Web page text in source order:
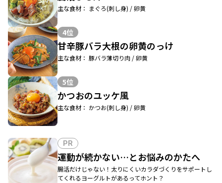
主な食材： まぐろ(刺し身) / 卵黄
4位
甘辛豚バラ大根の卵黄のっけ
主な食材： 豚バラ薄切り肉 / 卵黄
5位
かつおのユッケ風
主な食材： かつお(刺し身) / 卵黄
PR
運動が続かない…とお悩みのかたへ
腸活だけじゃない！太りにくいカラダづくりをサポートし
てくれるヨーグルトがあるってホント？